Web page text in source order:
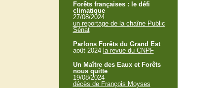
Forêts françaises : le défi
climatique
27/08/2024
un reportage de la chaîne Public
Sénat
Parlons Forêts du Grand Est
août 2024 la revue du CNPF
Un Maître des Eaux et Forêts
nous quitte
19/08/2024
décès de François Moyses